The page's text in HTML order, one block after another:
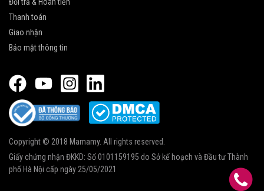
Thanh toán
Giao nhận
Bảo mật thông tin
Copyright © 2018 Mamamy. All rights reserved.
Giấy chứng nhận ĐKKD: Số 0101159195 do Sở kế hoạch và Đầu tư Thành
phố Hà Nội cấp ngày 25/05/2021